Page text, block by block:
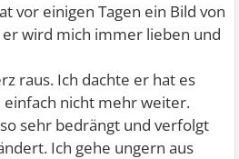
vor einigen Tagen ein Bild von
wird mich immer lieben und
raus. Ich dachte er hat es
nicht mehr weiter.
sehr bedrängt und verfolgt
Ich gehe ungern aus